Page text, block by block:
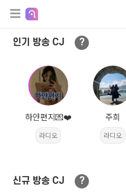
인기 방송 CJ ?
하얀편지💌❤️
라디오
주희
라디오
신규 방송 CJ ?